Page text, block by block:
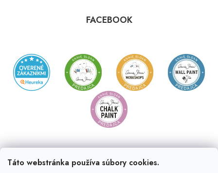
Táto webstránka používa súbory cookies.
FACEBOOK